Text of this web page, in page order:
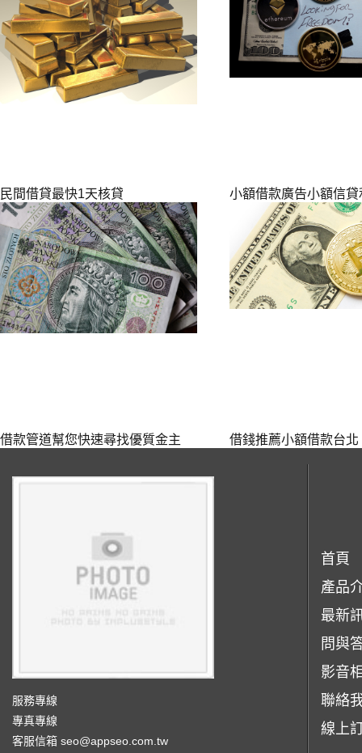
民間借貸最快1天核貸 小額借款廣告小額信貸
借款管道幫您快速尋找優質金主 借錢推薦小額借款台北
服務專線
專真專線
客服信箱 seo@appseo.com.tw
首頁
產品
最新
問與
影音
聯絡
線上